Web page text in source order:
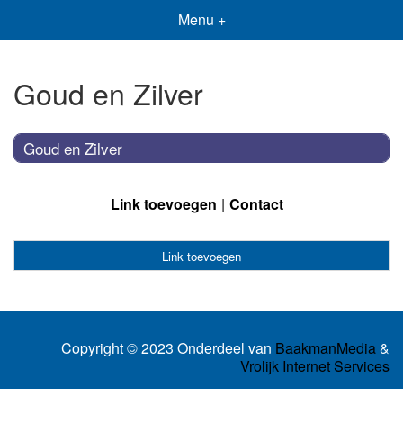
Menu +
Goud en Zilver
Goud en Zilver
Link toevoegen Contact
Link toevoegen
Copyright © 2023 Onderdeel van BaakmanMedia&
Vrolijk Internet Services